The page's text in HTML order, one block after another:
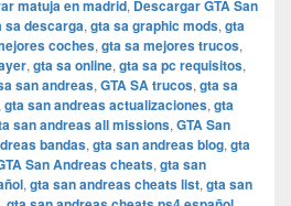
matuja en madrid, Descargar GTA San
sa descarga, gta sa graphic mods, gta
coches, gta sa mejores trucos,
, gta sa online, gta sa pc requisitos,
san andreas, GTA SA trucos, gta sa
gta san andreas actualizaciones, gta
san andreas all missions, GTA San
bandas, gta san andreas blog, gta
San Andreas cheats, gta san
, gta san andreas cheats list, gta san